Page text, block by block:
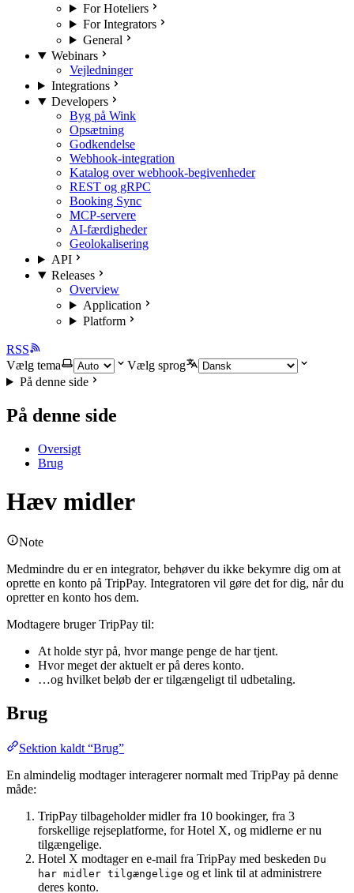
For Hoteliers
For Integrators
General
Webinars
Vejledninger
Integrations
Developers
Byg på Wink
Opsætning
Godkendelse
Webhook-integration
Katalog over webhook-begivenheder
REST og gRPC
Booking Sync
MCP-servere
AI-færdigheder
Geolokalisering
API
Releases
Overview
Application
Platform
RSS
Vælg tema
Vælg sprog
På denne side
På denne side
Oversigt
Brug
Hæv midler
Note
Medmindre du er en integrator, behøver du ikke bekymre dig om at
oprette en konto på TripPay. Integratoren vil gøre det for dig, når du
opretter en konto hos dem.
Modtagere bruger TripPay til:
At holde styr på, hvor mange penge de har tjent.
Hvor meget der aktuelt er på deres konto.
…og hvilket beløb der er tilgængeligt til udbetaling.
Brug
Sektion kaldt “Brug”
En almindelig modtager interagerer normalt med TripPay på denne
måde:
TripPay tilbageholder midler fra 10 bookinger, fra 3
forskellige rejseplatforme, for Hotel X, og midlerne er nu
tilgængelige.
Hotel X modtager en e-mail fra TripPay med beskeden Du
har midler tilgængelige og et link til at administrere
deres konto.